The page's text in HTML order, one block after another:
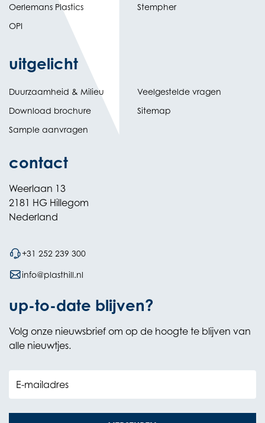
Oerlemans Plastics
OPI
Stempher
uitgelicht
Duurzaamheid & Milieu
Download brochure
Sample aanvragen
Veelgestelde vragen
Sitemap
contact
Weerlaan 13
2181 HG Hillegom
Nederland
+31 252 239 300
info@plasthill.nl
up-to-date blijven?
Volg onze nieuwsbrief om op de hoogte te blijven van
alle nieuwtjes.
E-mailadres